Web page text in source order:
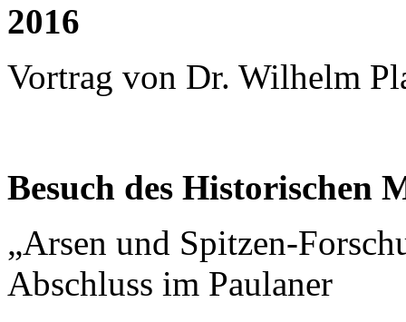
2016
Vortrag von Dr. Wilhelm
Besuch des Historischen
„Arsen und Spitzen-
Abschluss im Paulaner